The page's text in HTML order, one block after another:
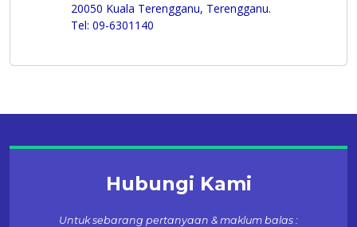
20050 Kuala Terengganu, Terengganu.
Tel: 09-6301140
Hubungi Kami
Untuk sebarang pertanyaan & maklum balas :